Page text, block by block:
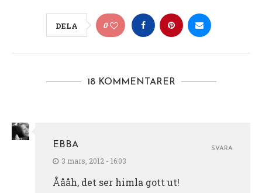
DELA 0
18 KOMMENTARER
EBBA
3 mars, 2012 - 16:03
Åååh, det ser himla gott ut!
SVARA